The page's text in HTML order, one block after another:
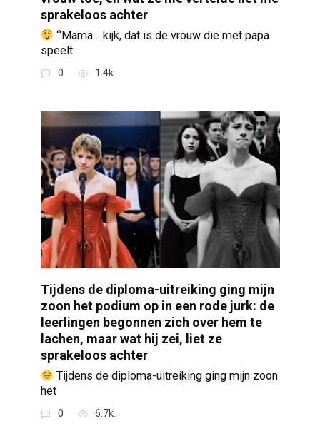
sprakeloos achter
“‘Mama… kijk, dat is de vrouw die met papa
speelt
0 1.4k.
Tijdens de diploma-uitreiking ging mijn
zoon het podium op in een rode jurk: de
leerlingen begonnen zich over hem te
lachen, maar wat hij zei, liet ze
sprakeloos achter
Tijdens de diploma-uitreiking ging mijn zoon
het
0 6.7k.